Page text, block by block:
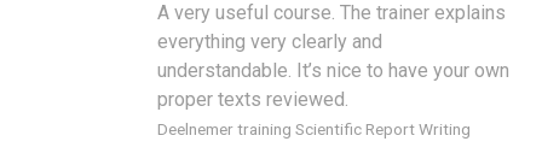
A very useful course. The trainer explains
everything very clearly and
understandable. It’s nice to have your own
proper texts reviewed.
Deelnemer training Scientific Report Writing